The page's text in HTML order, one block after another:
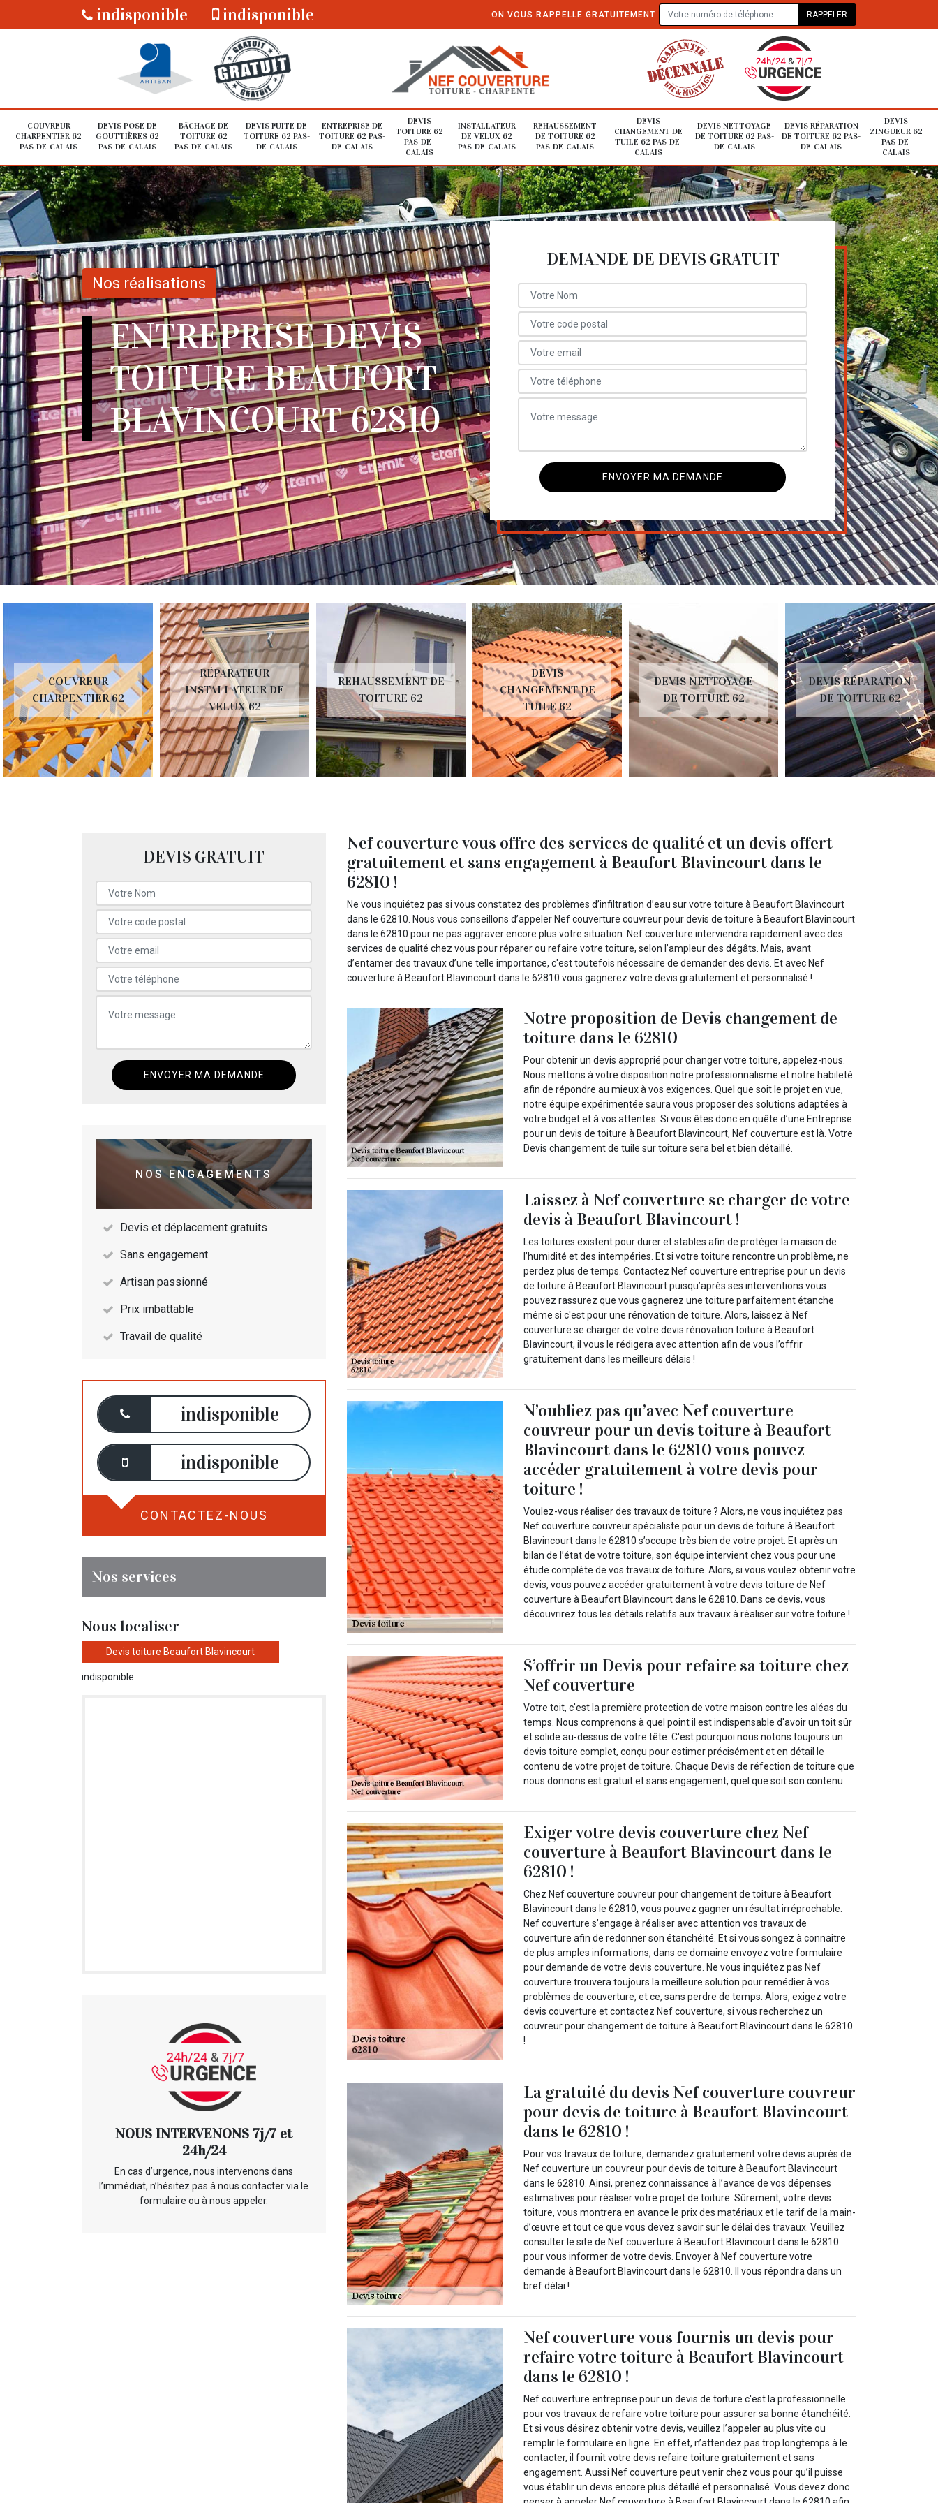
indisponible indisponible ON VOUS RAPPELLE GRATUITEMENT
COUVREUR
CHARPENTIER 62
PAS-DE-CALAIS
DEVIS POSE DE
GOUTTIÈRES 62
PAS-DE-CALAIS
BÂCHAGE DE
TOITURE 62
PAS-DE-CALAIS
DEVIS FUITE DE
TOITURE 62 PAS-
DE-CALAIS
ENTREPRISE DE
TOITURE 62 PAS-
DE-CALAIS
DEVIS
TOITURE 62
PAS-DE-
CALAIS
INSTALLATEUR
DE VELUX 62
PAS-DE-CALAIS
REHAUSSEMENT
DE TOITURE 62
PAS-DE-CALAIS
DEVIS
CHANGEMENT DE
TUILE 62 PAS-DE-
CALAIS
DEVIS NETTOYAGE
DE TOITURE 62 PAS-
DE-CALAIS
DEVIS RÉPARATION
DE TOITURE 62 PAS-
DE-CALAIS
DEVIS
ZINGUEUR 62
PAS-DE-
CALAIS
Nos réalisations
ENTREPRISE DEVIS
TOITURE BEAUFORT
BLAVINCOURT 62810
DEMANDE DE DEVIS GRATUIT
COUVREUR
CHARPENTIER 62
RÉPARATEUR
INSTALLATEUR DE
VELUX 62
REHAUSSEMENT DE
TOITURE 62
DEVIS
CHANGEMENT DE
TUILE 62
DEVIS NETTOYAGE
DE TOITURE 62
DEVIS RÉPARATION
DE TOITURE 62
DEVIS GRATUIT
NOS ENGAGEMENTS
Devis et déplacement gratuits
Sans engagement
Artisan passionné
Prix imbattable
Travail de qualité
indisponible
indisponible
CONTACTEZ-NOUS
Nos services
Nous localiser
Devis toiture Beaufort Blavincourt
indisponible
NOUS INTERVENONS 7j/7 et
24h/24
En cas d’urgence, nous intervenons dans
l’immédiat, n’hésitez pas à nous contacter via le
formulaire ou à nous appeler.
Nef couverture vous offre des services de qualité et un devis offert
gratuitement et sans engagement à Beaufort Blavincourt dans le
62810 !
Ne vous inquiétez pas si vous constatez des problèmes d’infiltration d’eau sur votre toiture à Beaufort Blavincourt
dans le 62810. Nous vous conseillons d’appeler Nef couverture couvreur pour devis de toiture à Beaufort Blavincourt
dans le 62810 pour ne pas aggraver encore plus votre situation. Nef couverture interviendra rapidement avec des
services de qualité chez vous pour réparer ou refaire votre toiture, selon l’ampleur des dégâts. Mais, avant
d’entamer des travaux d’une telle importance, c'est toutefois nécessaire de demander des devis. Et avec Nef
couverture à Beaufort Blavincourt dans le 62810 vous gagnerez votre devis gratuitement et personnalisé !
Notre proposition de Devis changement de
toiture dans le 62810
Pour obtenir un devis approprié pour changer votre toiture, appelez-nous.
Nous mettons à votre disposition notre professionnalisme et notre habileté
afin de répondre au mieux à vos exigences. Quel que soit le projet en vue,
notre équipe expérimentée saura vous proposer des solutions adaptées à
votre budget et à vos attentes. Si vous êtes donc en quête d’une Entreprise
pour un devis de toiture à Beaufort Blavincourt, Nef couverture est là. Votre
Devis changement de tuile sur toiture sera bel et bien détaillé.
Laissez à Nef couverture se charger de votre
devis à Beaufort Blavincourt !
Les toitures existent pour durer et stables afin de protéger la maison de
l’humidité et des intempéries. Et si votre toiture rencontre un problème, ne
perdez plus de temps. Contactez Nef couverture entreprise pour un devis
de toiture à Beaufort Blavincourt puisqu’après ses interventions vous
pouvez rassurez que vous gagnerez une toiture parfaitement étanche
même si c'est pour une rénovation de toiture. Alors, laissez à Nef
couverture se charger de votre devis rénovation toiture à Beaufort
Blavincourt, il vous le rédigera avec attention afin de vous l’offrir
gratuitement dans les meilleurs délais !
N’oubliez pas qu’avec Nef couverture
couvreur pour un devis toiture à Beaufort
Blavincourt dans le 62810 vous pouvez
accéder gratuitement à votre devis pour
toiture !
Voulez-vous réaliser des travaux de toiture ? Alors, ne vous inquiétez pas
Nef couverture couvreur spécialiste pour un devis de toiture à Beaufort
Blavincourt dans le 62810 s’occupe très bien de votre projet. Et après un
bilan de l’état de votre toiture, son équipe intervient chez vous pour une
étude complète de vos travaux de toiture. Alors, si vous voulez obtenir votre
devis, vous pouvez accéder gratuitement à votre devis toiture de Nef
couverture à Beaufort Blavincourt dans le 62810. Dans ce devis, vous
découvrirez tous les détails relatifs aux travaux à réaliser sur votre toiture !
S’offrir un Devis pour refaire sa toiture chez
Nef couverture
Votre toit, c'est la première protection de votre maison contre les aléas du
temps. Nous comprenons à quel point il est indispensable d'avoir un toit sûr
et solide au-dessus de votre tête. C'est pourquoi nous notons toujours un
devis toiture complet, conçu pour estimer précisément et en détail le
contenu de votre projet de toiture. Chaque Devis de réfection de toiture que
nous donnons est gratuit et sans engagement, quel que soit son contenu.
Exiger votre devis couverture chez Nef
couverture à Beaufort Blavincourt dans le
62810 !
Chez Nef couverture couvreur pour changement de toiture à Beaufort
Blavincourt dans le 62810, vous pouvez gagner un résultat irréprochable.
Nef couverture s’engage à réaliser avec attention vos travaux de
couverture afin de redonner son étanchéité. Et si vous songez à connaitre
de plus amples informations, dans ce domaine envoyez votre formulaire
pour demande de votre devis couverture. Ne vous inquiétez pas Nef
couverture trouvera toujours la meilleure solution pour remédier à vos
problèmes de couverture, et ce, sans perdre de temps. Alors, exigez votre
devis couverture et contactez Nef couverture, si vous recherchez un
couvreur pour changement de toiture à Beaufort Blavincourt dans le 62810
!
La gratuité du devis Nef couverture couvreur
pour devis de toiture à Beaufort Blavincourt
dans le 62810 !
Pour vos travaux de toiture, demandez gratuitement votre devis auprès de
Nef couverture un couvreur pour devis de toiture à Beaufort Blavincourt
dans le 62810. Ainsi, prenez connaissance à l’avance de vos dépenses
estimatives pour réaliser votre projet de toiture. Sûrement, votre devis
toiture, vous montrera en avance le prix des matériaux et le tarif de la main-
d’œuvre et tout ce que vous devez savoir sur le délai des travaux. Veuillez
consulter le site de Nef couverture à Beaufort Blavincourt dans le 62810
pour vous informer de votre devis. Envoyer à Nef couverture votre
demande à Beaufort Blavincourt dans le 62810. Il vous répondra dans un
bref délai !
Nef couverture vous fournis un devis pour
refaire votre toiture à Beaufort Blavincourt
dans le 62810 !
Nef couverture entreprise pour un devis de toiture c'est la professionnelle
pour vos travaux de refaire votre toiture pour assurer sa bonne étanchéité.
Et si vous désirez obtenir votre devis, veuillez l’appeler au plus vite ou
remplir le formulaire en ligne. En effet, n’attendez pas trop longtemps à le
contacter, il fournit votre devis refaire toiture gratuitement et sans
engagement. Aussi Nef couverture peut venir chez vous pour qu’il puisse
vous établir un devis encore plus détaillé et personnalisé. Vous devez donc